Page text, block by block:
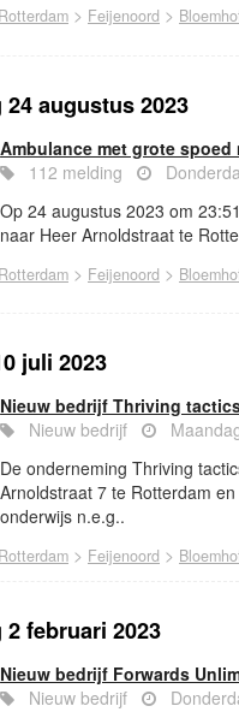
Rotterdam > Feijenoord >
augustus 2023
Ambulance met grote
112 melding
Op 24 augustus 2023 om
naar Heer Arnoldstraat te
Rotterdam > Feijenoord >
juli 2023
Nieuw bedrijf Thriving
Nieuw bedrijf
De onderneming Thriving
Arnoldstraat 7 te Rotterdam
onderwijs n.e.g..
Rotterdam > Feijenoord >
februari 2023
Nieuw bedrijf Forwards
Nieuw bedrijf